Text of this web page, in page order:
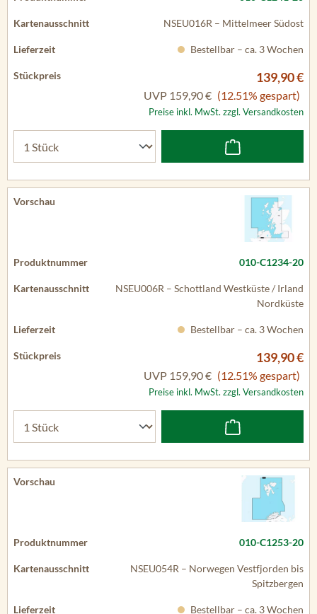
NSEU016R – Mittelmeer Südost
Bestellbar – ca. 3 Wochen
139,90 €
UVP 159,90 € (12.51% gespart)
Preise inkl. MwSt. zzgl. Versandkosten
010-C1234-20
NSEU006R – Schottland Westküste / Irland
Nordküste
Bestellbar – ca. 3 Wochen
139,90 €
UVP 159,90 € (12.51% gespart)
Preise inkl. MwSt. zzgl. Versandkosten
010-C1253-20
NSEU054R – Norwegen Vestfjorden bis
Spitzbergen
Bestellbar – ca. 3 Wochen